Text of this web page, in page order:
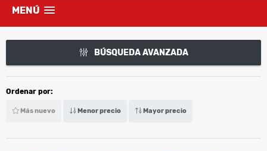
MENÚ
BÚSQUEDA AVANZADA
Ordenar por:
Más nuevo Menor precio Mayor precio